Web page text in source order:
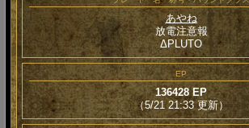
あやね
放電注意報
ΔPLUTO
EP
136428 EP
（5/21 21:33 更新）